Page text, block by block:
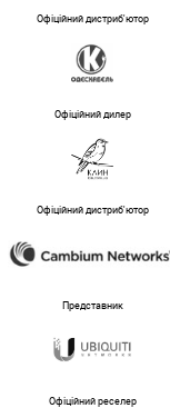
Офіційний дистриб'ютор
Офіційний дилер
Офіційний дистриб'ютор
Представник
Офіційний реселер